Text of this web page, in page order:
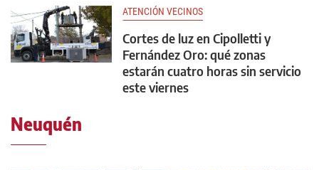
ATENCIÓN VECINOS
Cortes de luz en Cipolletti y
Fernández Oro: qué zonas
estarán cuatro horas sin servicio
este viernes
Neuquén